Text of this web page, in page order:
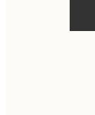
ただけ
希望の